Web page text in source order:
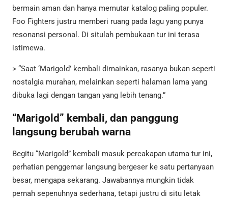
bermain aman dan hanya memutar katalog paling populer.
Foo Fighters justru memberi ruang pada lagu yang punya
resonansi personal. Di situlah pembukaan tur ini terasa
istimewa.
> “Saat ‘Marigold’ kembali dimainkan, rasanya bukan seperti
nostalgia murahan, melainkan seperti halaman lama yang
dibuka lagi dengan tangan yang lebih tenang.”
“Marigold” kembali, dan panggung
langsung berubah warna
Begitu “Marigold” kembali masuk percakapan utama tur ini,
perhatian penggemar langsung bergeser ke satu pertanyaan
besar, mengapa sekarang. Jawabannya mungkin tidak
pernah sepenuhnya sederhana, tetapi justru di situ letak